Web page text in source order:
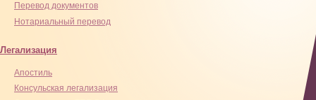
Перевод документов
Нотариальный перевод
Легализация
Апостиль
Консульская легализация